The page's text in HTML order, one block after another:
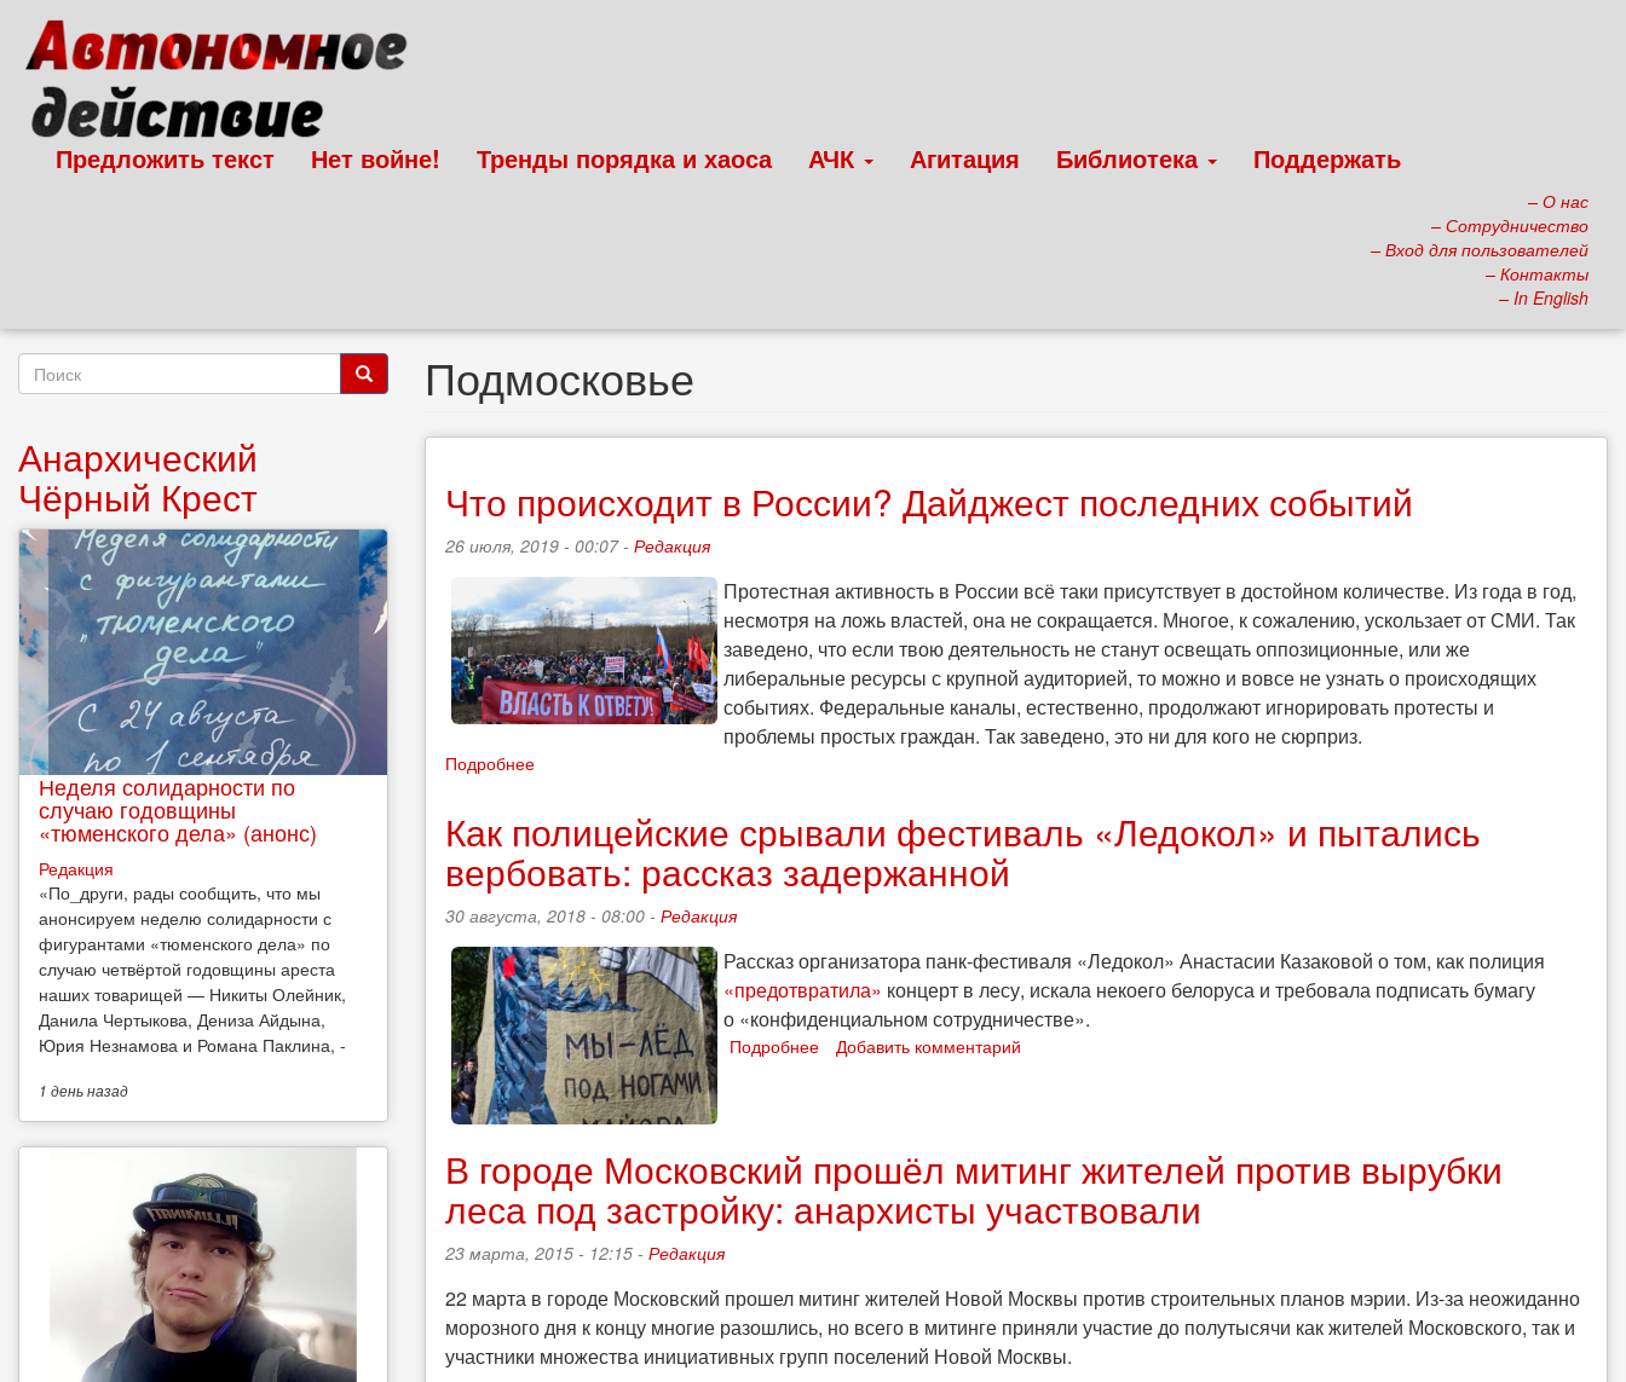
основному
содержанию
Предложить текст Нет войне! Тренды порядка и хаоса АЧК Агитация Библиотека Поддержать
– О нас
– Сотрудничество
– Вход для пользователей
– Контакты
– In English
Подмосковье
Что происходит в России? Дайджест последних событий
26 июля, 2019 - 00:07 - Редакция
Протестная активность в России всё таки присутствует в достойном количестве. Из года в год,
несмотря на ложь властей, она не сокращается. Многое, к сожалению, ускользает от СМИ. Так
заведено, что если твою деятельность не станут освещать оппозиционные, или же
либеральные ресурсы с крупной аудиторией, то можно и вовсе не узнать о происходящих
событиях. Федеральные каналы, естественно, продолжают игнорировать протесты и
проблемы простых граждан. Так заведено, это ни для кого не сюрприз.
Подробнее
в
Дайджест
последних
событий
Как полицейские срывали фестиваль «Ледокол» и пытались
вербовать: рассказ задержанной
30 августа, 2018 - 08:00 - Редакция
Рассказ организатора панк-фестиваля «Ледокол» Анастасии Казаковой о том, как полиция
«предотвратила» концерт в лесу, искала некоего белоруса и требовала подписать бумагу
о «конфиденциальном сотрудничестве».
Подробнее
«Ледокол»
и
пытались
Добавить комментарий
В городе Московский прошёл митинг жителей против вырубки
леса под застройку: анархисты участвовали
23 марта, 2015 - 12:15 - Редакция
22 марта в городе Московский прошел митинг жителей Новой Москвы против строительных планов мэрии. Из-за неожиданно
морозного дня к концу многие разошлись, но всего в митинге приняли участие до полутысячи как жителей Московского, так и
участники множества инициативных групп поселений Новой Москвы.
Форма
Анархический
Чёрный Крест
Неделя солидарности по
случаю годовщины
«тюменского дела» (анонс)
Редакция
​«По_други, рады сообщить, что мы
анонсируем неделю солидарности с
фигурантами «тюменского дела» по
случаю четвёртой годовщины ареста
наших товарищей — Никиты Олейник,
Данила Чертыкова, Дениза Айдына,
Юрия Незнамова и Романа Паклина, -
1 деньназад